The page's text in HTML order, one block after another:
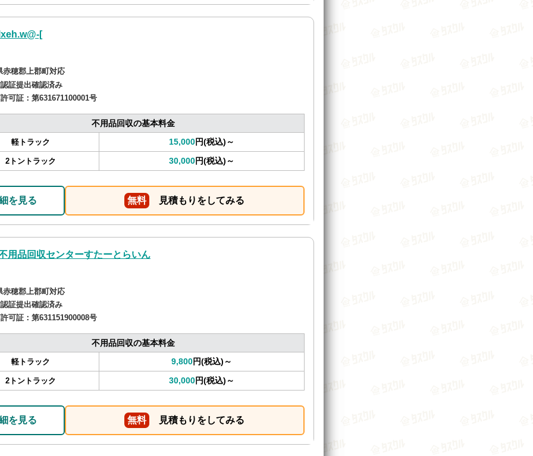
[
穂郡上郡町対応
証提出確認済み
可証： 第631671100001号
不用品回収の基本料金
軽トラック 15,000円(税込)～
2トントラック 30,000円(税込)～
を見る 無料 見積もりをしてみる
用品回収センターすたーとらいん
穂郡上郡町対応
証提出確認済み
可証： 第631151900008号
不用品回収の基本料金
軽トラック 9,800円(税込)～
2トントラック 30,000円(税込)～
を見る 無料 見積もりをしてみる